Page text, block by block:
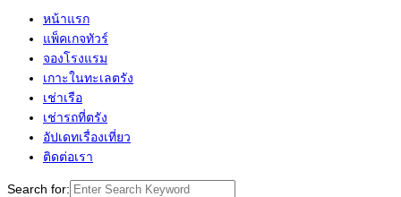
หน้าแรก
แพ็คเกจทัวร์
จองโรงแรม
เกาะในทะเลตรัง
เช่าเรือ
เช่ารถที่ตรัง
อัปเดทเรื่องเที่ยว
ติดต่อเรา
Search for: